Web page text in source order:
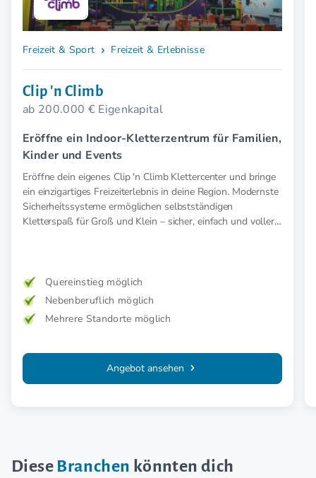
Freizeit & Sport Freizeit & Erlebnisse
Clip 'n Climb
ab 200.000 € Eigenkapital
Eröffne ein Indoor-Kletterzentrum für Familien,
Kinder und Events
Eröffne dein eigenes Clip 'n Climb Klettercenter und bringe
ein einzigartiges Freizeiterlebnis in deine Region. Modernste
Sicherheitssysteme ermöglichen selbstständigen
Kletterspaß für Groß und Klein – sicher, einfach und voller
Quereinstieg möglich
Nebenberuflich möglich
Mehrere Standorte möglich
Angebot ansehen
Diese Branchen könnten dich